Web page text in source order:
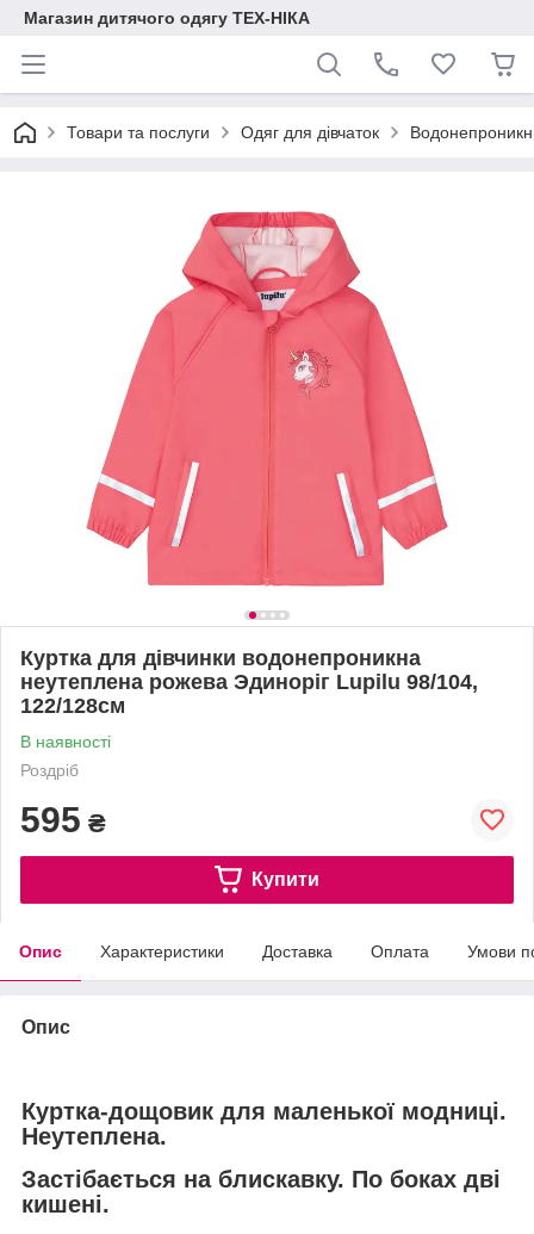
Магазин дитячого одягу ТЕХ-НІКА
Товари та послуги Одяг для дівчаток
Куртка для дівчинки водонепроникна
неутеплена рожева Эдиноріг Lupilu 98/104,
122/128см
В наявності
Роздріб
595 ₴
Купити
Опис Характеристики Доставка Оплата Умови
Опис
Куртка-дощовик для маленької модниці.
Неутеплена.
Застібається на блискавку. По боках дві
кишені.